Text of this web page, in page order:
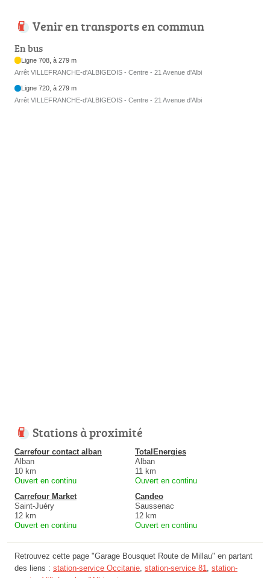
Venir en transports en commun
En bus
Ligne 708, à 279 m
Arrêt VILLEFRANCHE-d'ALBIGEOIS - Centre - 21 Avenue d'Albi
Ligne 720, à 279 m
Arrêt VILLEFRANCHE-d'ALBIGEOIS - Centre - 21 Avenue d'Albi
Stations à proximité
Carrefour contact alban
Alban
10 km
Ouvert en continu
TotalEnergies
Alban
11 km
Ouvert en continu
Carrefour Market
Saint-Juéry
12 km
Ouvert en continu
Candeo
Saussenac
12 km
Ouvert en continu
Retrouvez cette page "Garage Bousquet Route de Millau" en partant
des liens : station-service Occitanie, station-service 81, station-